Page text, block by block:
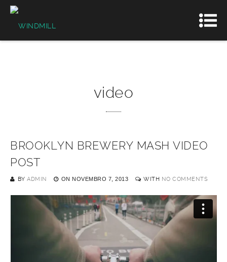
video
BROOKLYN BREWERY MASH VIDEO
POST
BY ADMIN ON NOVEMBRO 7, 2013 WITH NO COMMENTS